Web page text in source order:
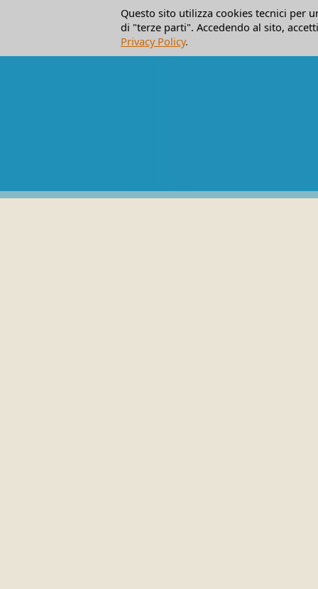
Questo sito utilizza cookies tecnici per
di "terze parti". Accedendo al sito,
Privacy Policy.